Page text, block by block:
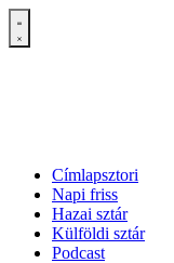
Címlapsztori
Napi friss
Hazai sztár
Külföldi sztár
Podcast